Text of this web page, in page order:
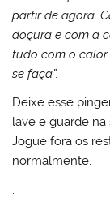
partir de agora.
doçura e com a
tudo com o calor
se faça”.
Deixe esse
lave e guarde na
Jogue fora os
normalmente.
.